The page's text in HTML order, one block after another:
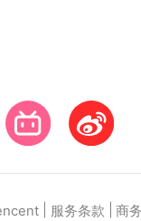
服务条款 商